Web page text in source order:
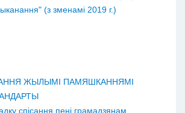
(з зменамі 2019 г.)
ЖЫЛЫМІ ПАМЯШКАННЯМІ
спісання пені грамадзянам